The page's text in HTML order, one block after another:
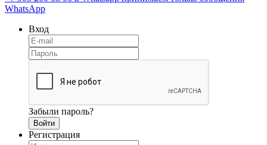
WhatsApp
Вход
Забыли пароль?
Регистрация